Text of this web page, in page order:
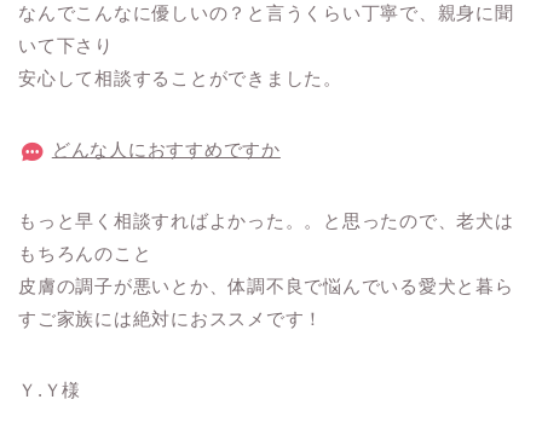
なんでこんなに優しいの？と言うくらい丁寧で、親身に聞
いて下さり
安心して相談することができました。
どんな人におすすめですか
もっと早く相談すればよかった。。と思ったので、老犬は
もちろんのこと
皮膚の調子が悪いとか、体調不良で悩んでいる愛犬と暮ら
すご家族には絶対におススメです！
Ｙ.Ｙ様